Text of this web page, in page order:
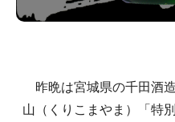
昨晩は宮城県の千田酒
山（くりこまやま）「特